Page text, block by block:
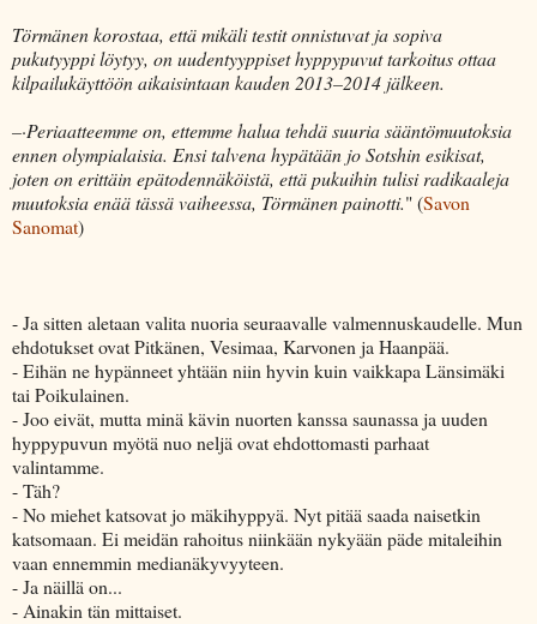
Törmänen korostaa, että mikäli testit onnistuvat ja sopiva
pukutyyppi löytyy, on uudentyyppiset hyppypuvut tarkoitus ottaa
kilpailukäyttöön aikaisintaan kauden 2013–2014 jälkeen.
–·Periaatteemme on, ettemme halua tehdä suuria sääntömuutoksia
ennen olympialaisia. Ensi talvena hypätään jo Sotshin esikisat,
joten on erittäin epätodennäköistä, että pukuihin tulisi radikaaleja
muutoksia enää tässä vaiheessa, Törmänen painotti." (Savon
Sanomat)
- Ja sitten aletaan valita nuoria seuraavalle valmennuskaudelle. Mun
ehdotukset ovat Pitkänen, Vesimaa, Karvonen ja Haanpää.
- Eihän ne hypänneet yhtään niin hyvin kuin vaikkapa Länsimäki
tai Poikulainen.
- Joo eivät, mutta minä kävin nuorten kanssa saunassa ja uuden
hyppypuvun myötä nuo neljä ovat ehdottomasti parhaat
valintamme.
- Täh?
- No miehet katsovat jo mäkihyppyä. Nyt pitää saada naisetkin
katsomaan. Ei meidän rahoitus niinkään nykyään päde mitaleihin
vaan ennemmin medianäkyvyyteen.
- Ja näillä on...
- Ainakin tän mittaiset.